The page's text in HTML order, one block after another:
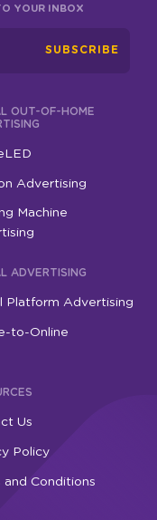
YOUR INBOX
SUBSCRIBE
OUT-OF-HOME
Advertising
Machine
ADVERTISING
Platform Advertising
to-Online
Us
Policy
and Conditions